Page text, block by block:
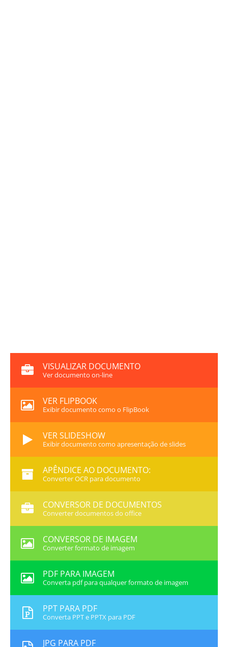
VISUALIZAR DOCUMENTO
Ver documento on-line
VER FLIPBOOK
Exibir documento como o FlipBook
VER SLIDESHOW
Exibir documento como apresentação de slides
APÊNDICE AO DOCUMENTO:
Converter OCR para documento
CONVERSOR DE DOCUMENTOS
Converter documentos do office
CONVERSOR DE IMAGEM
Converter formato de imagem
PDF PARA IMAGEM
Converta pdf para qualquer formato de imagem
PPT PARA PDF
Converta PPT e PPTX para PDF
JPG PARA PDF